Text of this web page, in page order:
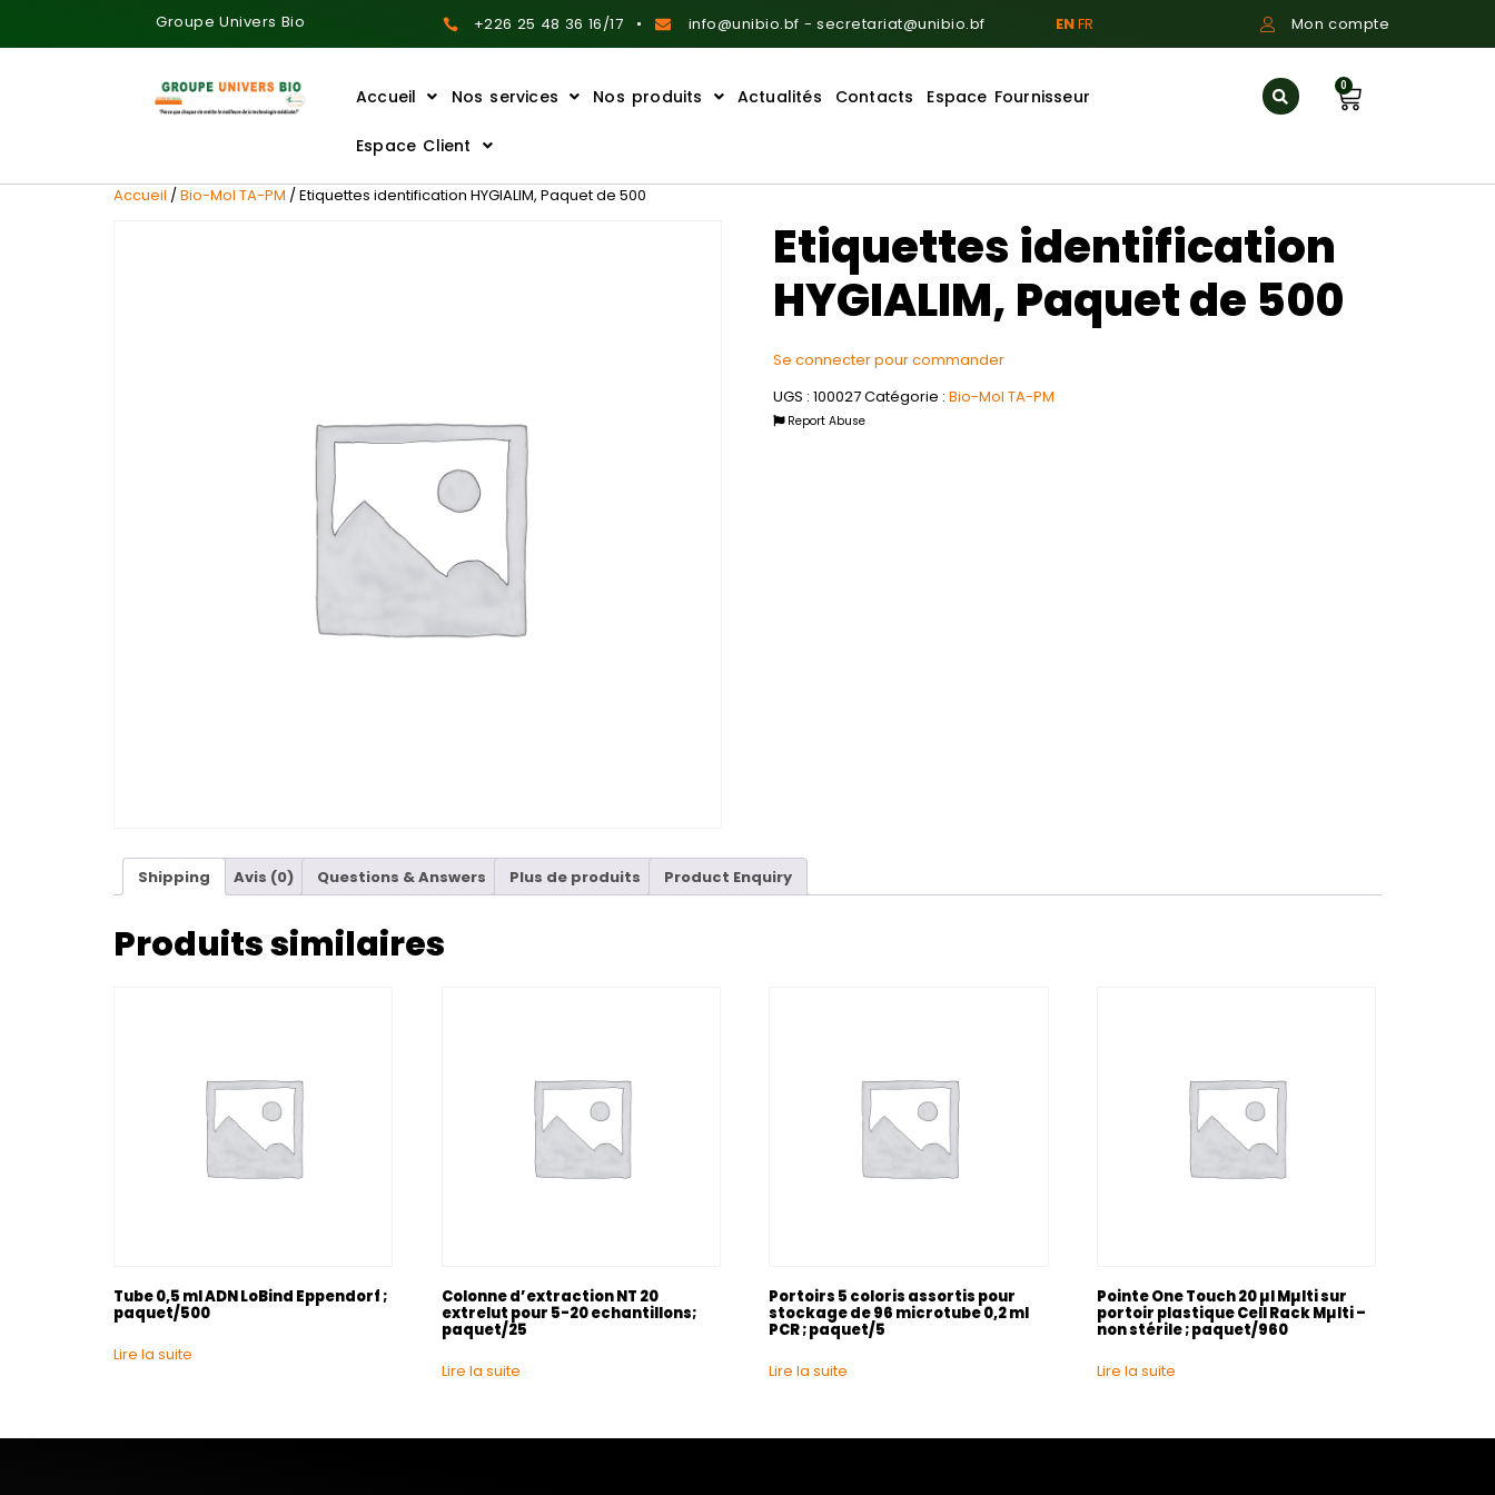
Groupe Univers Bio +226 25 48 36 16/17 info@unibio.bf - secretariat@unibio.bf ENFR Mon compte
Accueil Nos services Nos produits Actualités Contacts Espace Fournisseur
Espace Client
0
Accueil /Bio-Mol TA-PM / Etiquettes identification HYGIALIM, Paquet de 500
Etiquettes identification
HYGIALIM, Paquet de 500
Se connecter pour commander
UGS : 100027Catégorie : Bio-Mol TA-PM
Report Abuse
Shipping Avis (0) Questions & Answers Plus de produits Product Enquiry
Produits similaires
Tube 0,5 ml ADN LoBind Eppendorf ;
paquet/500
Lire la suite
Colonne d’extraction NT 20
extrelut pour 5-20 echantillons;
paquet/25
Lire la suite
Portoirs 5 coloris assortis pour
stockage de 96 microtube 0,2 ml
PCR ; paquet/5
Lire la suite
Pointe One Touch 20 µl Mµlti sur
portoir plastique Cell Rack Mµlti –
non stérile ; paquet/960
Lire la suite